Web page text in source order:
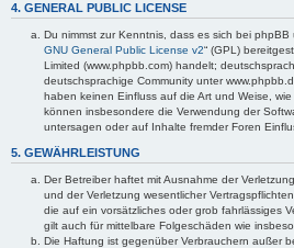
4. GENERAL PUBLIC LICENSE
Du nimmst zur Kenntnis, dass es sich bei phpBB
GNU General Public License v2“ (GPL)
Limited (www.phpbb.com) handelt;
deutschsprachige Community unter
haben keinen Einfluss auf die Art und Weise,
können insbesondere die Verwendung der
untersagen oder auf Inhalte fremder Foren
5. GEWÄHRLEISTUNG
Der Betreiber haftet mit Ausnahme der
und der Verletzung wesentlicher
die auf ein vorsätzliches oder grob fahrlässiges
gilt auch für mittelbare Folgeschäden wie
Die Haftung ist gegenüber Verbrauchern außer